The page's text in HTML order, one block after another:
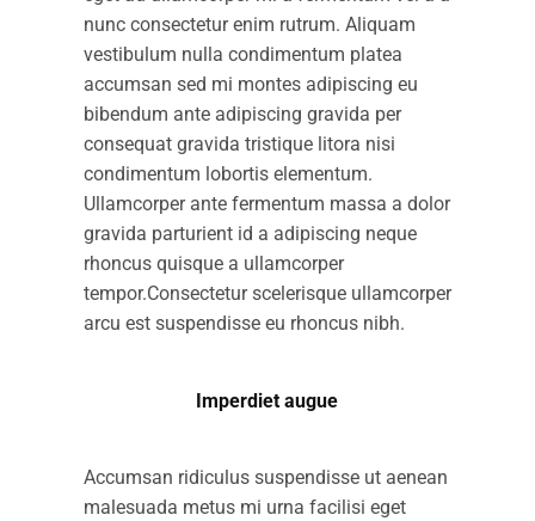
nunc consectetur enim rutrum. Aliquam
vestibulum nulla condimentum platea
accumsan sed mi montes adipiscing eu
bibendum ante adipiscing gravida per
consequat gravida tristique litora nisi
condimentum lobortis elementum.
Ullamcorper ante fermentum massa a dolor
gravida parturient id a adipiscing neque
rhoncus quisque a ullamcorper
tempor.Consectetur scelerisque ullamcorper
arcu est suspendisse eu rhoncus nibh.
Imperdiet augue
Accumsan ridiculus suspendisse ut aenean
malesuada metus mi urna facilisi eget